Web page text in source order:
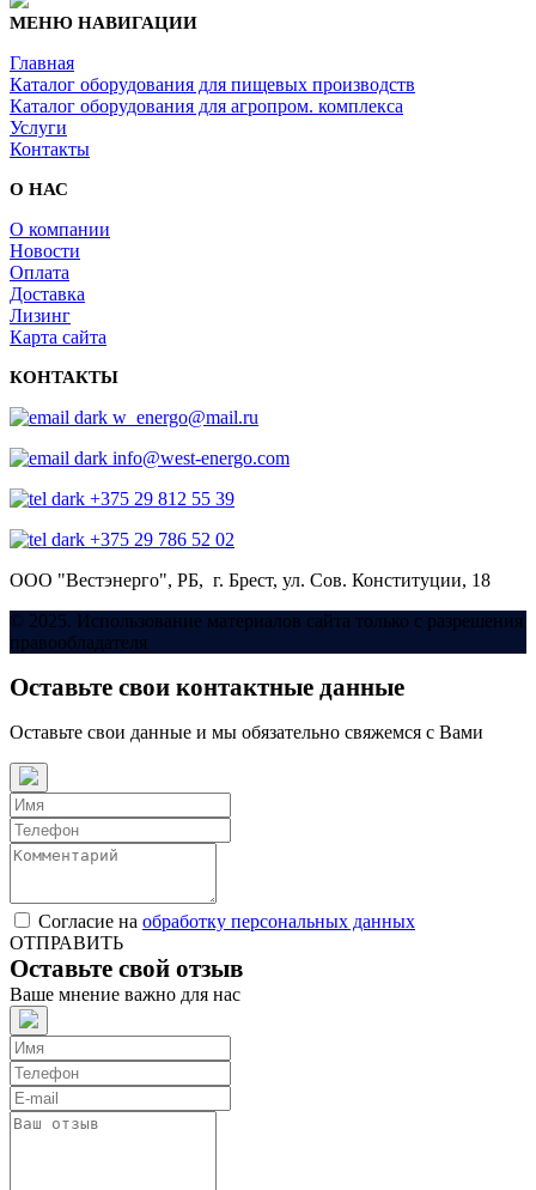
МЕНЮ НАВИГАЦИИ
Главная
Каталог оборудования для пищевых производств
Каталог оборудования для агропром. комплекса
Услуги
Контакты
О НАС
О компании
Новости
Оплата
Доставка
Лизинг
Карта сайта
КОНТАКТЫ
w_energo@mail.ru
info@west-energo.com
+375 29 812 55 39
+375 29 786 52 02
ООО "Вестэнерго", РБ, г. Брест, ул. Сов. Конституции, 18
© 2025. Использование материалов сайта только с разрешения
правообладателя
Оставьте свои контактные данные
Оставьте свои данные и мы обязательно свяжемся с Вами
Согласие на обработку персональных данных
ОТПРАВИТЬ
Оставьте свой отзыв
Ваше мнение важно для нас